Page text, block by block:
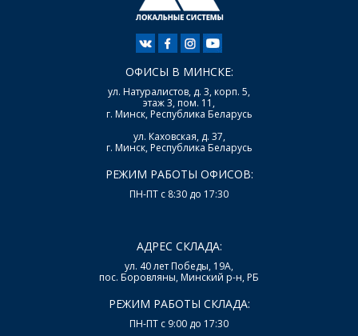
ОФИСЫ В МИНСКЕ:
ул. Натуралистов, д. 3, корп. 5,
этаж 3, пом. 11,
г. Минск, Республика Беларусь
ул. Каховская, д. 37,
г. Минск, Республика Беларусь
РЕЖИМ РАБОТЫ ОФИСОВ:
ПН-ПТ с 8:30 до 17:30
АДРЕС СКЛАДА:
ул. 40 лет Победы, 19А,
пос. Боровляны, Минский р-н, РБ
РЕЖИМ РАБОТЫ СКЛАДА:
ПН-ПТ с 9:00 до 17:30